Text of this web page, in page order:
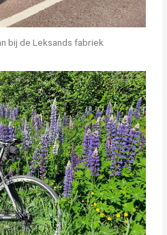
bij de Leksands fabriek